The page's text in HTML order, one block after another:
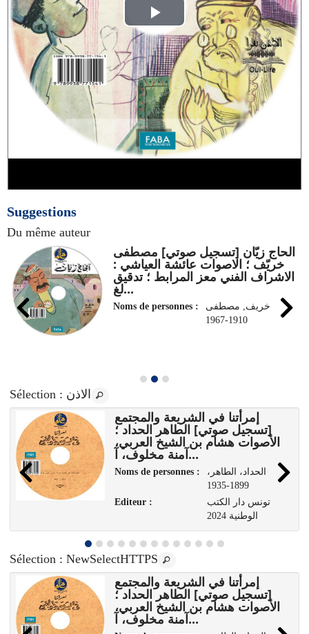
Play
Video
Suggestions
Du même auteur
الحاج زيّان [تسجيل صوتي] مصطفى
خريّف ؛ الاصوات عائشة العياشي :
الاشراف الفني معز المرابط ؛ تدقيق
لغ...
Noms de personnes :
خريف, مصطفى
1910-1967
Sélection : الاذن
إمرأتنا في الشريعة والمجتمع
[تسجيل صوتي] الطاهر الحداد ؛
الأصوات هشام بن الشيخ العربي،
آمنة مخلوف، آ...
Noms de personnes :
،الحداد، الطاهر
1899-1935
Editeur :
تونس دار الكتب
الوطنية 2024
Sélection : NewSelectHTTPS
إمرأتنا في الشريعة والمجتمع
[تسجيل صوتي] الطاهر الحداد ؛
الأصوات هشام بن الشيخ العربي،
آمنة مخلوف، آ...